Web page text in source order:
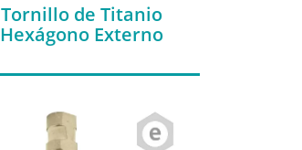
Tornillo de Titanio
Hexágono Externo